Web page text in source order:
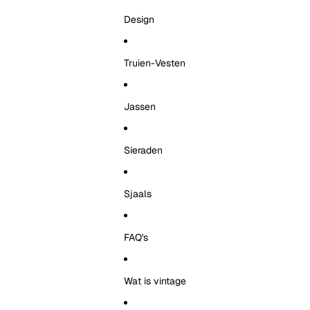
Design
Truien-Vesten
Jassen
Sieraden
Sjaals
FAQ's
Wat is vintage